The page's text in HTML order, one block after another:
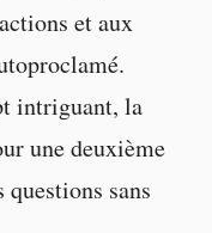
et aux
intriguant, la
une deuxième
questions sans